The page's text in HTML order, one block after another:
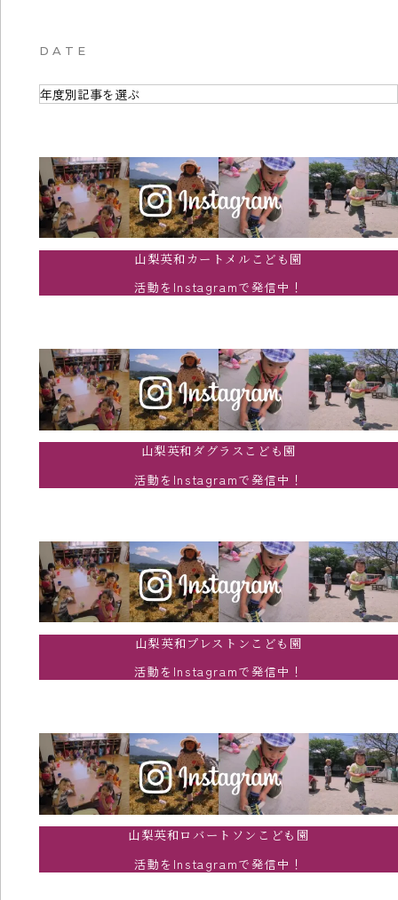
DATE
山梨英和カートメルこども園
活動をInstagramで発信中！
山梨英和ダグラスこども園
活動をInstagramで発信中！
山梨英和プレストンこども園
活動をInstagramで発信中！
山梨英和ロバートソンこども園
活動をInstagramで発信中！